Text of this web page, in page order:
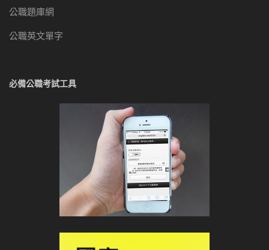
公職題庫網
公職英文單字
必備公職考試工具